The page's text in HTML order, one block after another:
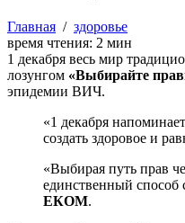
Главная / здоровье
время чтения: 2 мин
1 декабря весь мир
лозунгом «Выбирайте
эпидемии ВИЧ.
«1 декабря
создать здоровое и
«Выбирая путь прав
единственный способ
ЕКОМ.